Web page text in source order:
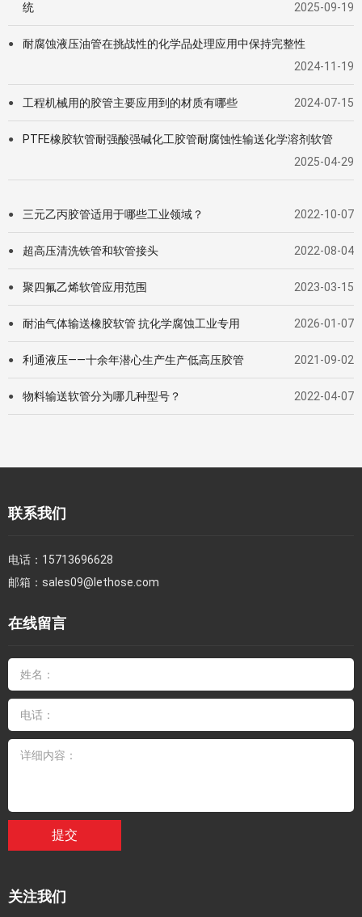
统
2025-09-19
●
耐腐蚀液压油管在挑战性的化学品处理应用中保持完整性
2024-11-19
● 工程机械用的胶管主要应用到的材质有哪些 2024-07-15
●
PTFE橡胶软管耐强酸强碱化工胶管耐腐蚀性输送化学溶剂软管
2025-04-29
● 三元乙丙胶管适用于哪些工业领域？ 2022-10-07
● 超高压清洗铁管和软管接头 2022-08-04
● 聚四氟乙烯软管应用范围 2023-03-15
● 耐油气体输送橡胶软管 抗化学腐蚀工业专用 2026-01-07
● 利通液压——十余年潜心生产生产低高压胶管 2021-09-02
● 物料输送软管分为哪几种型号？ 2022-04-07
联系我们
电话： 15713696628
邮箱： sales09@lethose.com
在线留言
提交
关注我们